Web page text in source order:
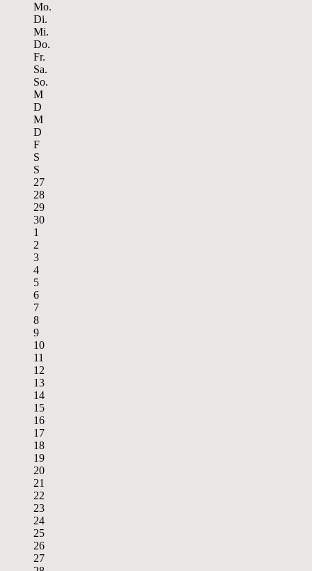
Mo.
Di.
Mi.
Do.
Fr.
Sa.
So.
M
D
M
D
F
S
S
27
28
29
30
1
2
3
4
5
6
7
8
9
10
11
12
13
14
15
16
17
18
19
20
21
22
23
24
25
26
27